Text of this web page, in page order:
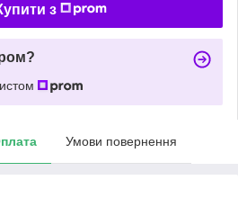
з
Умови повернення